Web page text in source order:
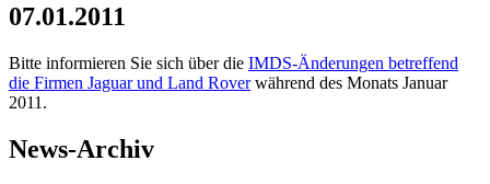
07.01.2011
Bitte informieren Sie sich über die IMDS-Änderungen betreffend
die Firmen Jaguar und Land Roverwährend des Monats Januar
2011.
News-Archiv